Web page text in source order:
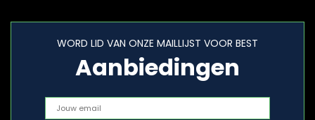
WORD LID VAN ONZE MAILLIJST VOOR BEST
Aanbiedingen